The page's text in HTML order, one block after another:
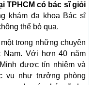
TPHCM có bác sĩ giỏi
khám đa khoa Bác sĩ
thể bỏ qua.
trong những chuyên
Nam. Với hơn 40 năm
được tín nhiệm và
vụ như trưởng phòng